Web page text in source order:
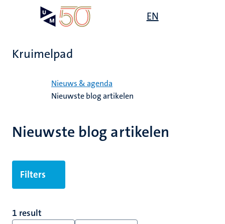
inhoud
EN
Kruimelpad
Nieuws & agenda
Nieuwste blog artikelen
Nieuwste blog artikelen
Filters
1 result